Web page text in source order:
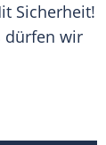
Sicherheit!
dürfen wir